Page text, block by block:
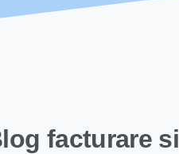
facturare si